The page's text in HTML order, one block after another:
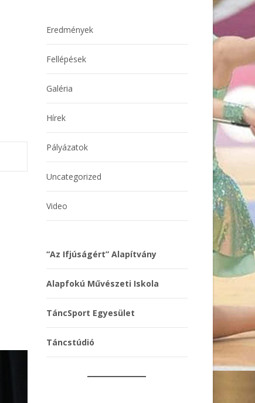
Eredmények
Fellépések
Galéria
Hírek
Pályázatok
Uncategorized
Video
“Az Ifjúságért” Alapítvány
Alapfokú Művészeti Iskola
TáncSport Egyesület
Táncstúdió